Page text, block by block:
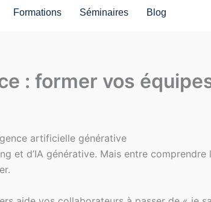
Formations Séminaires Blog
: former vos
artificielle générative
et d’IA générative. Mais entre